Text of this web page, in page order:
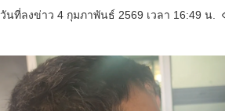
วันที่ลงข่าว 4 กุมภาพันธ์ 2569 เวลา 16:49 น.